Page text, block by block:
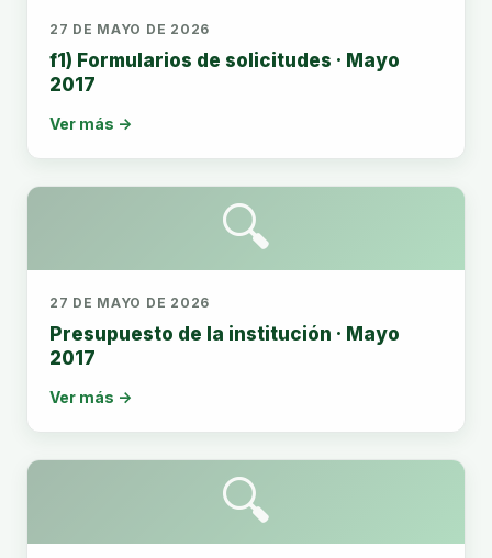
27 DE MAYO DE 2026
f1) Formularios de solicitudes · Mayo
2017
Ver más →
🔍
27 DE MAYO DE 2026
Presupuesto de la institución · Mayo
2017
Ver más →
🔍